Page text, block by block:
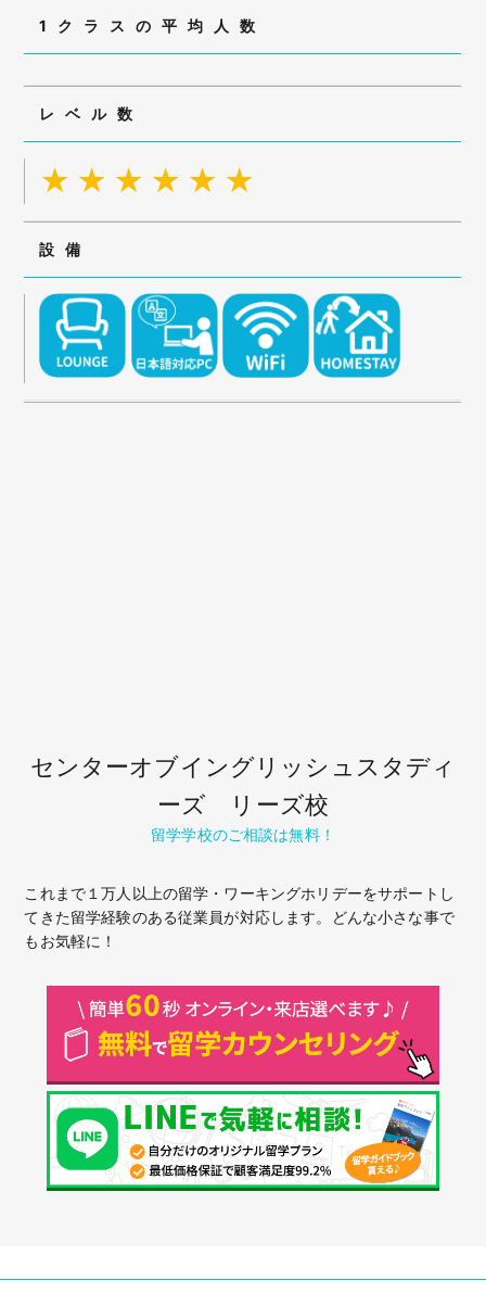
1クラスの平均人数
レベル数
★★★★★★
設備
センターオブイングリッシュスタディ
ーズ リーズ校
留学学校のご相談は無料！
これまで１万人以上の留学・ワーキングホリデーをサポートし
てきた留学経験のある従業員が対応します。どんな小さな事で
もお気軽に！